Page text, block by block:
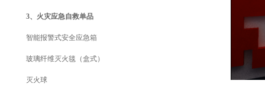
3、火灾应急自救单品
智能报警式安全应急箱
玻璃纤维灭火毯（盒式）
灭火球